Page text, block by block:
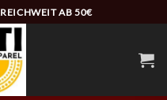
AB 50€